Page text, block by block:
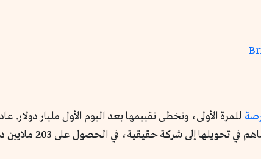
للمرة الأولى، وتخطى تقييمها بعد اليوم الأول مليار دولار.
أحد المستثمرين الأوائل في الشركة،